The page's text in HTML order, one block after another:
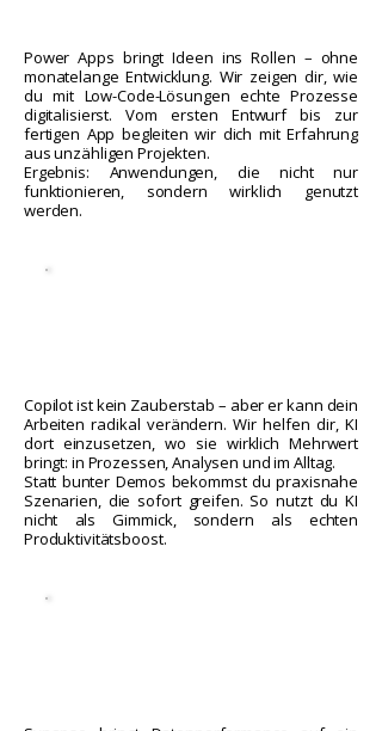
Power Apps bringt Ideen ins Rollen – ohne
monatelange Entwicklung. Wir zeigen dir, wie
du mit Low-Code-Lösungen echte Prozesse
digitalisierst. Vom ersten Entwurf bis zur
fertigen App begleiten wir dich mit Erfahrung
aus unzähligen Projekten.
Ergebnis: Anwendungen, die nicht nur
funktionieren, sondern wirklich genutzt
werden.
Copilotist kein Zauberstab – aber er kann dein
Arbeiten radikal verändern. Wir helfen dir, KI
dort einzusetzen, wo sie wirklich Mehrwert
bringt: in Prozessen, Analysen und im Alltag.
Statt bunter Demos bekommst du praxisnahe
Szenarien, die sofort greifen. So nutzt du KI
nicht als Gimmick, sondern als echten
Produktivitätsboost.